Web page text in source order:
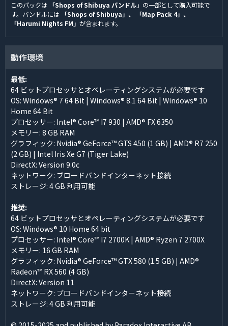
このパックは 「Shops of Shibuya バンドル」 の一部として購入可能で
す。バンドルには 「Shops of Shibuya」、 「Map Pack 4」、
「Harumi Nights FM」 が含まれます。
動作環境
最低:
64 ビットプロセッサとオペレーティングシステムが必要です
OS: Windows® 7 64 Bit | Windows® 8.1 64 Bit | Windows® 10
Home 64 Bit
プロセッサー: Intel® Core™ I7 930 | AMD® FX 6350
メモリー: 8 GB RAM
グラフィック: Nvidia® GeForce™ GTS 450 (1 GB) | AMD® R7 250
(2 GB) | Intel Iris Xe G7 (Tiger Lake)
DirectX: Version 9.0c
ネットワーク: ブロードバンドインターネット接続
ストレージ: 4 GB 利用可能
推奨:
64 ビットプロセッサとオペレーティングシステムが必要です
OS: Windows® 10 Home 64 bit
プロセッサー: Intel® Core™ I7 2700K | AMD® Ryzen 7 2700X
メモリー: 16 GB RAM
グラフィック: Nvidia® GeForce™ GTX 580 (1.5 GB) | AMD®
Radeon™ RX 560 (4 GB)
DirectX: Version 11
ネットワーク: ブロードバンドインターネット接続
ストレージ: 4 GB 利用可能